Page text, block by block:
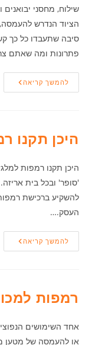
שילוח, מחסני
הציוד הנדרש
סיבה שתעבדו כל כך
פתרונות ומה שאתם
להמשך קריאהרמפה
למכולה
היכן תקנו
היכן תקנו רמפות
'סופר' ובכל בית
להשקיע ברכישת
העסק.…
להמשך קריאההיכן
תקנו
רמפות
אחד השימושים
או להעמסה של מטען